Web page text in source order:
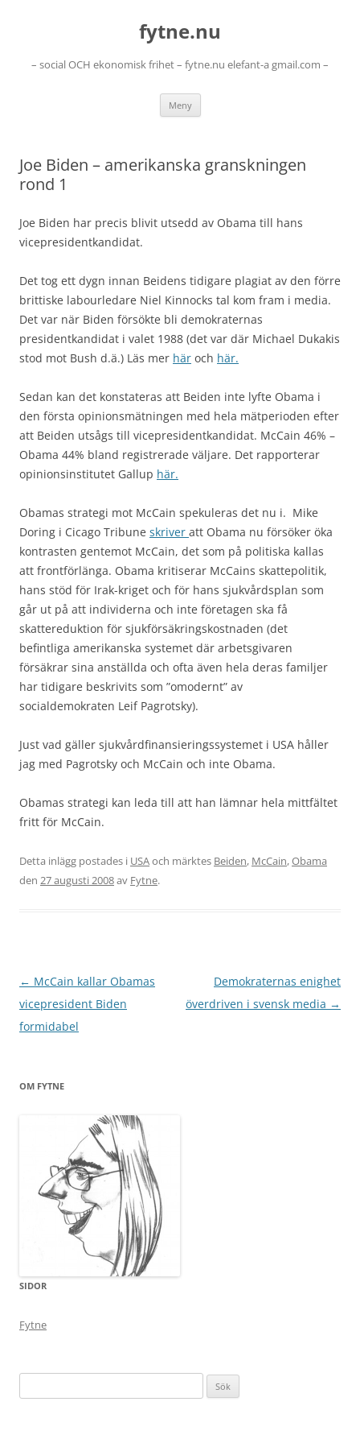
fytne.nu
– social OCH ekonomisk frihet – fytne.nu elefant-a gmail.com –
Meny
Joe Biden – amerikanska granskningen
rond 1
Joe Biden har precis blivit utsedd av Obama till hans
vicepresidentkandidat.
Det tog ett dygn innan Beidens tidigare plagiat av den förre
brittiske labourledare Niel Kinnocks tal kom fram i media.
Det var när Biden försökte bli demokraternas
presidentkandidat i valet 1988 (det var där Michael Dukakis
stod mot Bush d.ä.) Läs mer här och här.
Sedan kan det konstateras att Beiden inte lyfte Obama i
den första opinionsmätningen med hela mätperioden efter
att Beiden utsågs till vicepresidentkandidat. McCain 46% –
Obama 44% bland registrerade väljare. Det rapporterar
opinionsinstitutet Gallup här.
Obamas strategi mot McCain spekuleras det nu i. Mike
Doring i Cicago Tribune skriver att Obama nu försöker öka
kontrasten gentemot McCain, det som på politiska kallas
att frontförlänga. Obama kritiserar McCains skattepolitik,
hans stöd för Irak-kriget och för hans sjukvårdsplan som
går ut på att individerna och inte företagen ska få
skattereduktion för sjukförsäkringskostnaden (det
befintliga amerikanska systemet där arbetsgivaren
försäkrar sina anställda och ofta även hela deras familjer
har tidigare beskrivits som ”omodernt” av
socialdemokraten Leif Pagrotsky).
Just vad gäller sjukvårdfinansieringssystemet i USA håller
jag med Pagrotsky och McCain och inte Obama.
Obamas strategi kan leda till att han lämnar hela mittfältet
fritt för McCain.
Detta inlägg postades i USAoch märktes Beiden, McCain,Obama
den 27 augusti 2008av Fytne.
Inläggsnavigering
← McCain kallar Obamas
vicepresident Biden
formidabel
Demokraternas enighet
överdriven i svensk media →
OM FYTNE
SIDOR
Fytne
efter: